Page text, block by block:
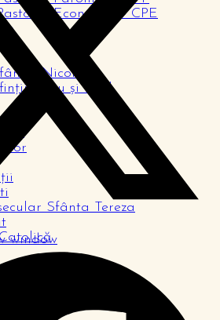
Economic – CPE
Nicolae
Petru și Paul
Sfânta Tereza
window